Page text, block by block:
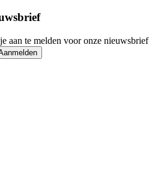
aan te melden voor onze nieuwsbrief